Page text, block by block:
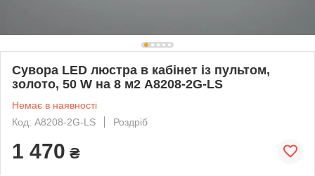
Сувора LED люстра в кабінет із пультом,
золото, 50 W на 8 м2 A8208-2G-LS
Немає в наявності
Код: A8208-2G-LS
Роздріб
1 470 ₴